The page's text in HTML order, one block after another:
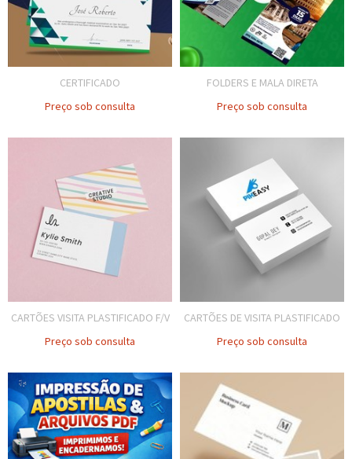
CERTIFICADO
Preço sob consulta
FOLDERS E MALA DIRETA
Preço sob consulta
CARTÕES VISITA PLASTIFICADO F/V
Preço sob consulta
CARTÕES DE VISITA PLASTIFICADO
Preço sob consulta